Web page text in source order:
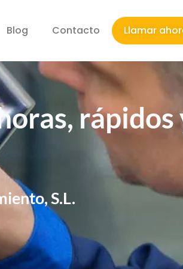
Blog Contacto Llamar
rápidos
S.L.